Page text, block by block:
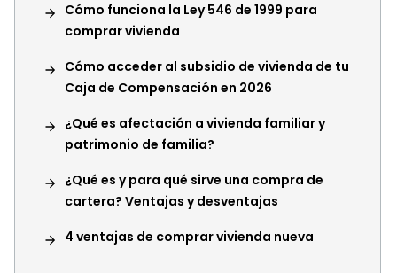
Cómo funciona la Ley 546 de 1999 para
comprar vivienda
Cómo acceder al subsidio de vivienda de tu
Caja de Compensación en 2026
¿Qué es afectación a vivienda familiar y
patrimonio de familia?
¿Qué es y para qué sirve una compra de
cartera? Ventajas y desventajas
4 ventajas de comprar vivienda nueva